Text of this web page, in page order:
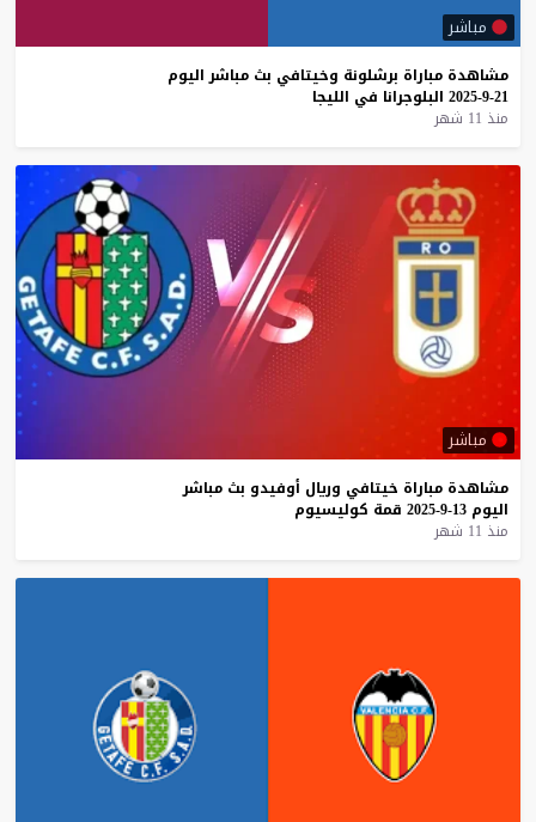
مباشر
مشاهدة مباراة برشلونة وخيتافي بث مباشر اليوم
21-9-2025
البلوجرانا في الليجا
منذ 11 شهر
مباشر
مشاهدة مباراة خيتافي وريال أوفيدو بث مباشر
اليوم 13-9-2025 قمة كوليسيوم
منذ 11 شهر